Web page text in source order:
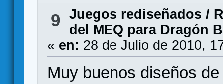
9 Juegos rediseñados /
del MEQ para Dragón
« en: 28 de Julio de 2010,
Muy buenos diseños